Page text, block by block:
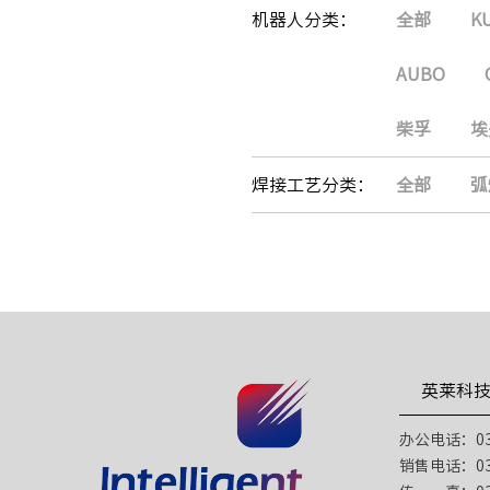
机器人分类： 全部
AUBO
柴孚
焊接工艺分类： 全部
英莱科技
办公电话：
销售电话：